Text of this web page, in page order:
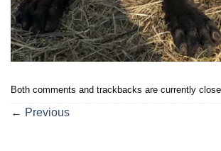
Both comments and trackbacks are currently
← Previous